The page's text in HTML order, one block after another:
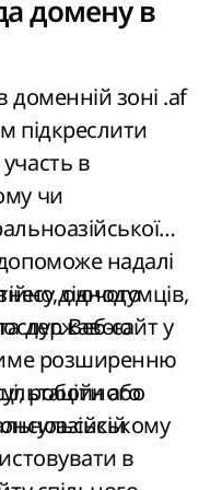
домену в
доменній зоні .af
підкреслити
в
чи
надалі
однодумців,
Веб-сайт у
розширенню
роботи або
в
діючого
державою